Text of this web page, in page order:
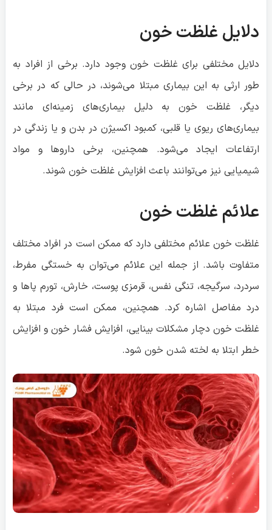
دلایل غلظت خون
دلایل مختلفی برای غلظت خون وجود دارد. برخی از افراد به
طور ارثی به این بیماری مبتلا می‌شوند، در حالی که در برخی
دیگر، غلظت خون به دلیل بیماری‌های زمینه‌ای مانند
بیماری‌های ریوی یا قلبی، کمبود اکسیژن در بدن و یا زندگی در
ارتفاعات ایجاد می‌شود. همچنین، برخی داروها و مواد
شیمیایی نیز می‌توانند باعث افزایش غلظت خون شوند.
علائم غلظت خون
غلظت خون علائم مختلفی دارد که ممکن است در افراد مختلف
متفاوت باشد. از جمله این علائم می‌توان به خستگی مفرط،
سردرد، سرگیجه، تنگی نفس، قرمزی پوست، خارش، تورم پاها و
درد مفاصل اشاره کرد. همچنین، ممکن است فرد مبتلا به
غلظت خون دچار مشکلات بینایی، افزایش فشار خون و افزایش
خطر ابتلا به لخته شدن خون شود.